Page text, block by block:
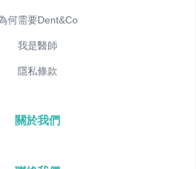
何需要Dent&Co
我是醫師
隱私條款
關於我們